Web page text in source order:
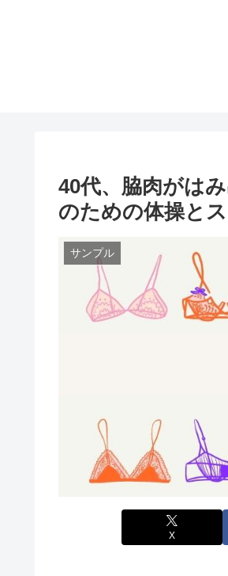
40代、脇肉がは
のための体操と
サンプル
X